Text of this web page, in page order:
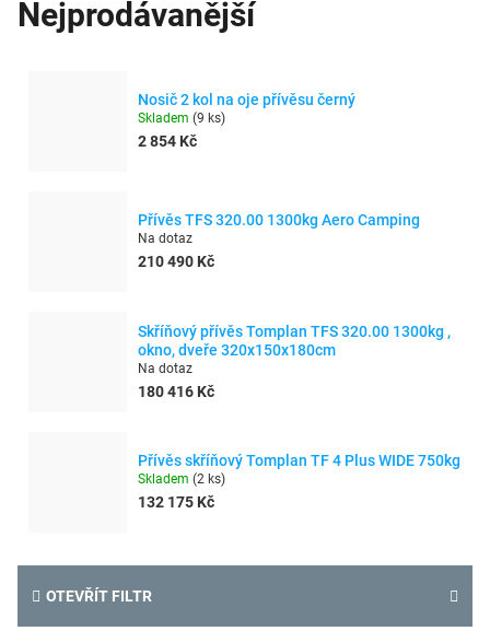
Nejprodávanější
Nosič 2 kol na oje přívěsu černý
Skladem (9 ks)
2 854 Kč
Přívěs TFS 320.00 1300kg Aero Camping
Na dotaz
210 490 Kč
Skříňový přívěs Tomplan TFS 320.00 1300kg ,
okno, dveře 320x150x180cm
Na dotaz
180 416 Kč
Přívěs skříňový Tomplan TF 4 Plus WIDE 750kg
Skladem (2 ks)
132 175 Kč
OTEVŘÍT FILTR